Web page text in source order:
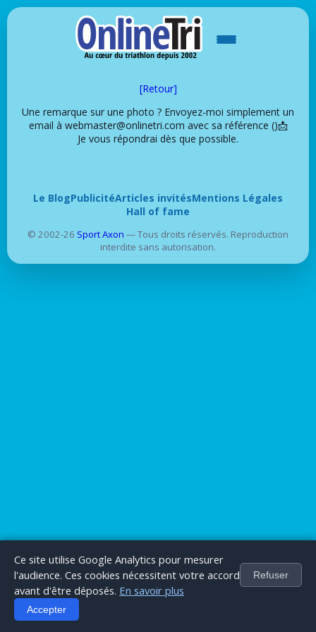
[Retour]
Une remarque sur une photo ? Envoyez-moi simplement un
email à webmaster@onlinetri.com avec sa référence ()📩
Je vous répondrai dès que possible.
Le BlogPublicitéArticles invitésMentions Légales
Hall of fame
© 2002-26 Sport Axon — Tous droits réservés. Reproduction
interdite sans autorisation.
Ce site utilise Google Analytics pour mesurer
l'audience. Ces cookies nécessitent votre accord
avant d'être déposés. En savoir plus
Refuser
Accepter